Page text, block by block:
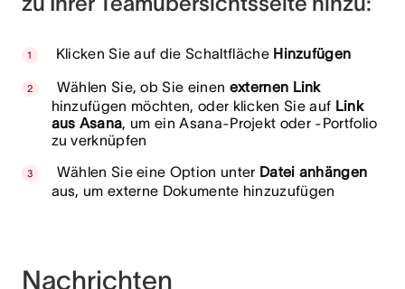
Klicken Sie auf die Schaltfläche Hinzufügen
Wählen Sie, ob Sie einen externen Link
hinzufügen möchten, oder klicken Sie auf Link
aus Asana, um ein Asana-Projekt oder -Portfolio
zu verknüpfen
Wählen Sie eine Option unter Datei anhängen
aus, um externe Dokumente hinzuzufügen
Nachrichten